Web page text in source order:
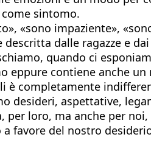
sintomo.
«sono impaziente»,
dalle ragazze e
quando ci
contiene anche
è completamente
desideri, aspettative,
loro, ma anche per
favore del nostro